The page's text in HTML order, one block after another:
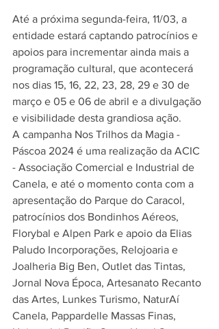
Até a próxima segunda-feira, 11/03, a
entidade estará captando patrocínios e
apoios para incrementar ainda mais a
programação cultural, que acontecerá
nos dias 15, 16, 22, 23, 28, 29 e 30 de
março e 05 e 06 de abril e a divulgação
e visibilidade desta grandiosa ação.
A campanha Nos Trilhos da Magia -
Páscoa 2024 é uma realização da ACIC
- Associação Comercial e Industrial de
Canela, e até o momento conta com a
apresentação do Parque do Caracol,
patrocínios dos Bondinhos Aéreos,
Florybal e Alpen Park e apoio da Elias
Paludo Incorporações, Relojoaria e
Joalheria Big Ben, Outlet das Tintas,
Jornal Nova Época, Artesanato Recanto
das Artes, Lunkes Turismo, NaturAí
Canela, Pappardelle Massas Finas,